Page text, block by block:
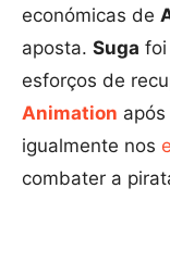
económicas de
aposta. Suga foi
esforços de
Animation
igualmente nos
combater a